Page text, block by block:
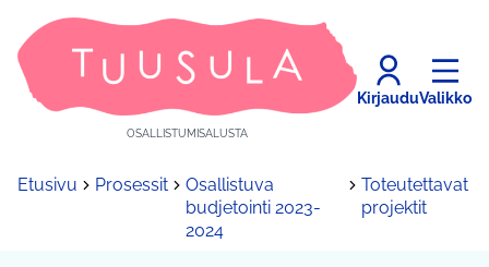
OSALLISTUMISALUSTA
KirjauduValikko
Etusivu Prosessit
Osallistuva
budjetointi 2023-
2024
Toteutettavat
projektit